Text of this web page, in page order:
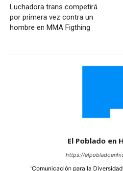
Luchadora trans competirá
por primera vez contra un
hombre en MMA Figthing
El Poblado en
https://
'Comunicación para la